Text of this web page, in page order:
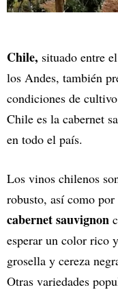
Chile, situado entre
los Andes, también
condiciones de
Chile es la cabernet
en todo el país.
Los vinos chilenos
robusto, así como
cabernet sauvignon
esperar un color rico
grosella y cereza
Otras variedades